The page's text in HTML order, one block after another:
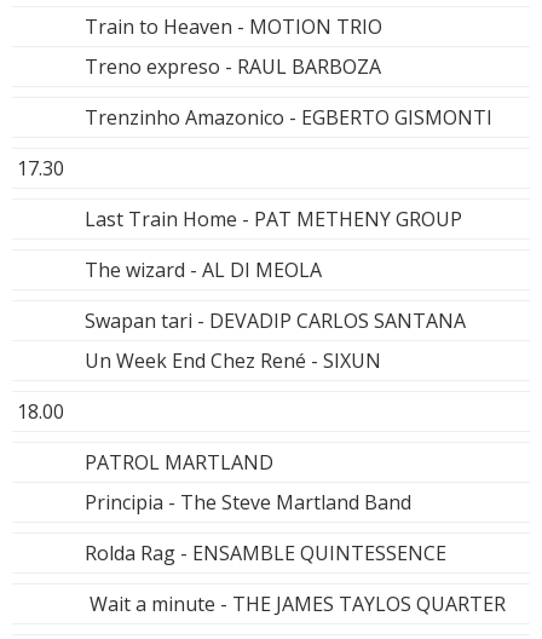
Train to Heaven - MOTION TRIO
Treno expreso - RAUL BARBOZA
Trenzinho Amazonico - EGBERTO GISMONTI
17.30
Last Train Home - PAT METHENY GROUP
The wizard - AL DI MEOLA
Swapan tari - DEVADIP CARLOS SANTANA
Un Week End Chez René - SIXUN
18.00
PATROL MARTLAND
Principia - The Steve Martland Band
Rolda Rag - ENSAMBLE QUINTESSENCE
Wait a minute - THE JAMES TAYLOS QUARTER